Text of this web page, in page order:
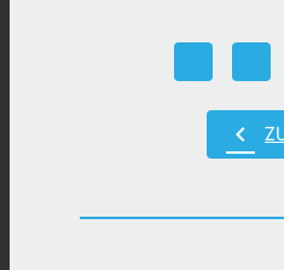
chevron_left